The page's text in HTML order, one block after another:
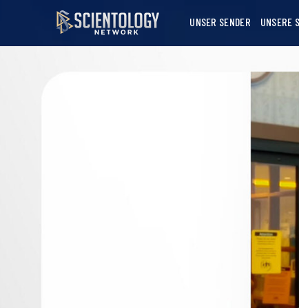
UNSER SENDER UNSERE